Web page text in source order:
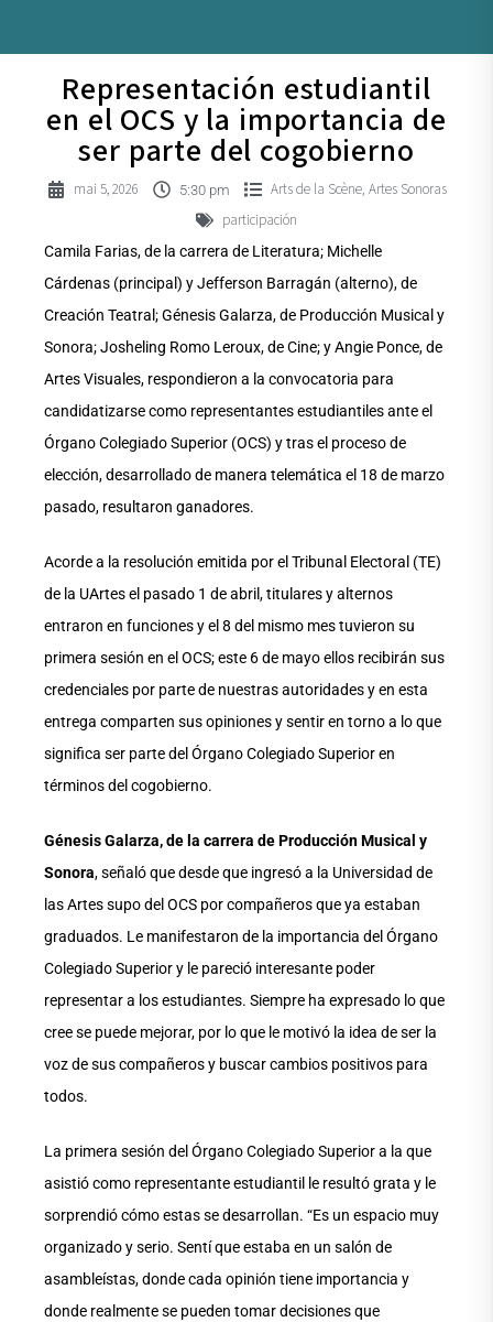
Representación estudiantil
en el OCS y la importancia de
ser parte del cogobierno
mai 5, 2026 5:30 pm Arts de la Scène, Artes Sonoras
participación
Camila Farias, de la carrera de Literatura; Michelle
Cárdenas (principal) y Jefferson Barragán (alterno), de
Creación Teatral; Génesis Galarza, de Producción Musical y
Sonora; Josheling Romo Leroux, de Cine; y Angie Ponce, de
Artes Visuales, respondieron a la convocatoria para
candidatizarse como representantes estudiantiles ante el
Órgano Colegiado Superior (OCS) y tras el proceso de
elección, desarrollado de manera telemática el 18 de marzo
pasado, resultaron ganadores.
Acorde a la resolución emitida por el Tribunal Electoral (TE)
de la UArtes el pasado 1 de abril, titulares y alternos
entraron en funciones y el 8 del mismo mes tuvieron su
primera sesión en el OCS; este 6 de mayo ellos recibirán sus
credenciales por parte de nuestras autoridades y en esta
entrega comparten sus opiniones y sentir en torno a lo que
significa ser parte del Órgano Colegiado Superior en
términos del cogobierno.
Génesis Galarza, de la carrera de Producción Musical y
Sonora, señaló que desde que ingresó a la Universidad de
las Artes supo del OCS por compañeros que ya estaban
graduados. Le manifestaron de la importancia del Órgano
Colegiado Superior y le pareció interesante poder
representar a los estudiantes. Siempre ha expresado lo que
cree se puede mejorar, por lo que le motivó la idea de ser la
voz de sus compañeros y buscar cambios positivos para
todos.
La primera sesión del Órgano Colegiado Superior a la que
asistió como representante estudiantil le resultó grata y le
sorprendió cómo estas se desarrollan. “Es un espacio muy
organizado y serio. Sentí que estaba en un salón de
asambleístas, donde cada opinión tiene importancia y
donde realmente se pueden tomar decisiones que